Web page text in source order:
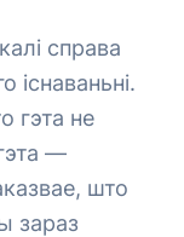
справа
існаваньні.
гэта не
—
што
зараз